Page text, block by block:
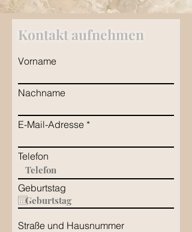
Kontakt aufnehmen
Vorname
Nachname
E-Mail-Adresse
Telefon
Geburtstag
Straße und Hausnummer